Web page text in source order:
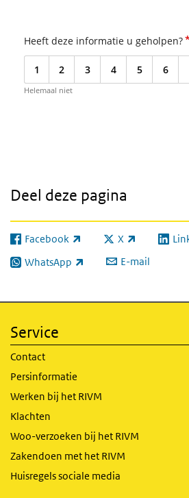
Heeft deze informatie u geholpen?*
1 2 3 4 5 6
Helemaal niet
Deel deze pagina
Facebook
(externe link) X
(externe link)
WhatsApp
(externe link) E-mail
Service
Contact
Persinformatie
Werken bij het RIVM
Klachten
Woo-verzoeken bij het RIVM
Zakendoen met het RIVM
Huisregels sociale media